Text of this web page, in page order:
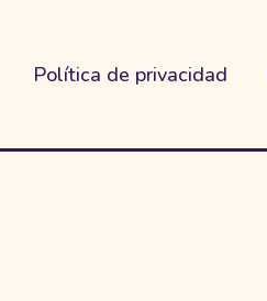
Política de privacidad